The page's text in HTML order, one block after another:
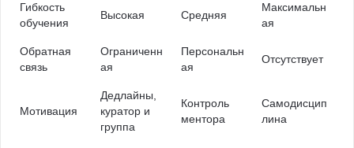
Гибкость
обучения
Высокая Средняя
Максимальн
ая
Обратная
связь
Ограниченн
ая
Персональн
ая
Отсутствует
Мотивация
Дедлайны,
куратор и
группа
Контроль
ментора
Самодисцип
лина